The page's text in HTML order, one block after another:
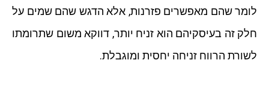
לומר שהם מאפשרים פזרנות, אלא הדגש שהם שמים על
חלק זה בעיסקיהם הוא זניח יותר, דווקא משום שתרומתו
לשורת הרווח זניחה יחסית ומוגבלת.